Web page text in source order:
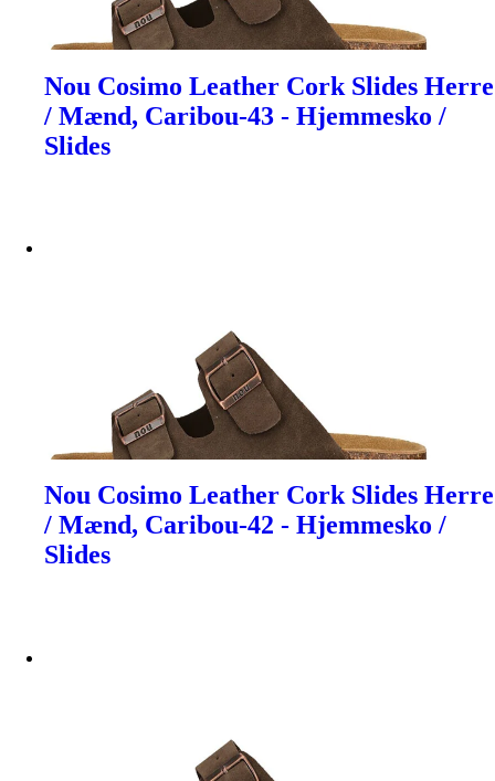
Nou Cosimo Leather Cork Slides Herre
/ Mænd, Caribou-43 - Hjemmesko /
Slides
Nou Cosimo Leather Cork Slides Herre
/ Mænd, Caribou-42 - Hjemmesko /
Slides